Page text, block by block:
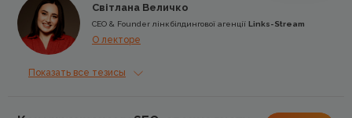
Світлана Величко
CEO & Founder лінкбілдингової агенції Links-Stream
О лекторе
Показать все тезисы